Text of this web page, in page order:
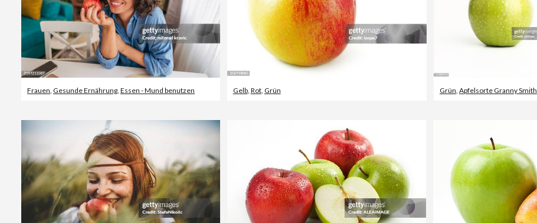
Frauen Gesunde Ernährung Essen - Mund benutzen Gelb, Rot, Grün Grün Apfelsorte Granny Smith